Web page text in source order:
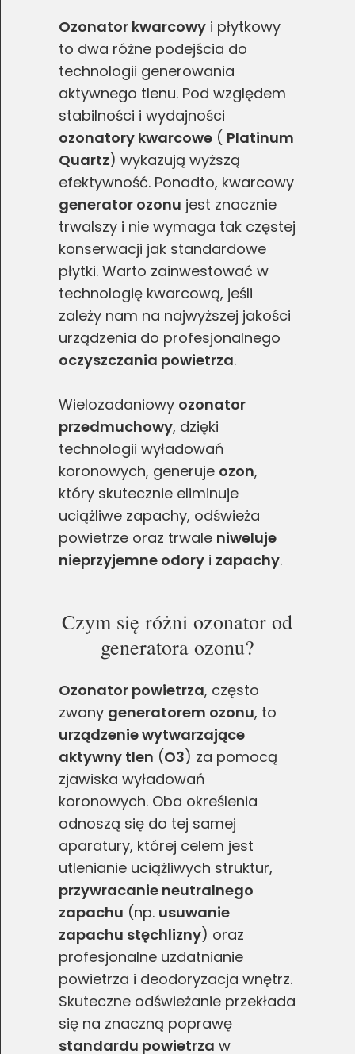
Ozonator kwarcowy i płytkowy
to dwa różne podejścia do
technologii generowania
aktywnego tlenu. Pod względem
stabilności i wydajności
ozonatory kwarcowe ( Platinum
Quartz) wykazują wyższą
efektywność. Ponadto, kwarcowy
generator ozonu jest znacznie
trwalszy i nie wymaga tak częstej
konserwacji jak standardowe
płytki. Warto zainwestować w
technologię kwarcową, jeśli
zależy nam na najwyższej jakości
urządzenia do profesjonalnego
oczyszczania powietrza.
Wielozadaniowy ozonator
przedmuchowy, dzięki
technologii wyładowań
koronowych, generuje ozon,
który skutecznie eliminuje
uciążliwe zapachy, odświeża
powietrze oraz trwale niweluje
nieprzyjemne odory i zapachy.
Czym się różni ozonator od
generatora ozonu?
Ozonator powietrza, często
zwany generatorem ozonu, to
urządzenie wytwarzające
aktywny tlen (O3) za pomocą
zjawiska wyładowań
koronowych. Oba określenia
odnoszą się do tej samej
aparatury, której celem jest
utlenianie uciążliwych struktur,
przywracanie neutralnego
zapachu (np. usuwanie
zapachu stęchlizny) oraz
profesjonalne uzdatnianie
powietrza i deodoryzacja wnętrz.
Skuteczne odświeżanie przekłada
się na znaczną poprawę
standardu powietrza w